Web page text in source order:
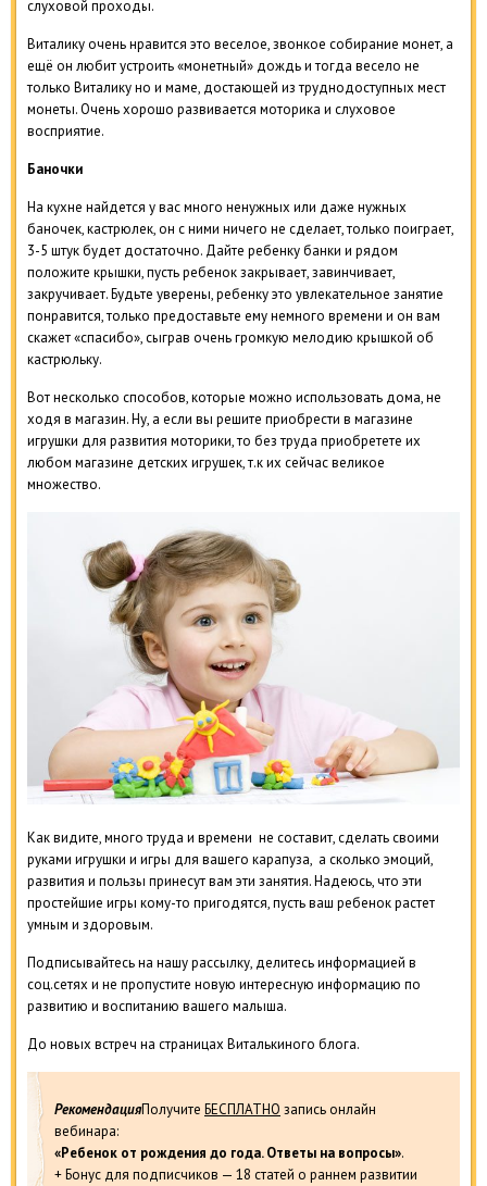
слуховой проходы.
Виталику очень нравится это веселое, звонкое собирание монет, а
ещё он любит устроить «монетный» дождь и тогда весело не
только Виталику но и маме, достающей из труднодоступных мест
монеты. Очень хорошо развивается моторика и слуховое
восприятие.
Баночки
На кухне найдется у вас много ненужных или даже нужных
баночек, кастрюлек, он с ними ничего не сделает, только поиграет,
3-5 штук будет достаточно. Дайте ребенку банки и рядом
положите крышки, пусть ребенок закрывает, завинчивает,
закручивает. Будьте уверены, ребенку это увлекательное занятие
понравится, только предоставьте ему немного времени и он вам
скажет «спасибо», сыграв очень громкую мелодию крышкой об
кастрюльку.
Вот несколько способов, которые можно использовать дома, не
ходя в магазин. Ну, а если вы решите приобрести в магазине
игрушки для развития моторики, то без труда приобретете их
любом магазине детских игрушек, т.к их сейчас великое
множество.
Как видите, много труда и времени не составит, сделать своими
руками игрушки и игры для вашего карапуза, а сколько эмоций,
развития и пользы принесут вам эти занятия. Надеюсь, что эти
простейшие игры кому-то пригодятся, пусть ваш ребенок растет
умным и здоровым.
Подписывайтесь на нашу рассылку, делитесь информацией в
соц.сетях и не пропустите новую интересную информацию по
развитию и воспитанию вашего малыша.
До новых встреч на страницах Виталькиного блога.
РекомендацияПолучите БЕСПЛАТНО запись онлайн
вебинара:
«Ребенок от рождения до года. Ответы на вопросы».
+ Бонус для подписчиков — 18 статей о раннем развитии